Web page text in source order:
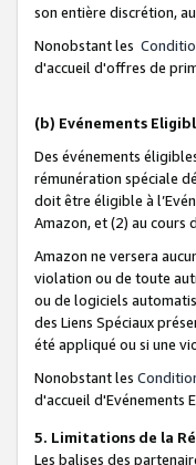
son entière discrétion,
Nonobstant les
d'accueil d'offres de
(b) Evénements
Des événements
rémunération spéciale
doit être éligible à
Amazon, et (2) au cours
Amazon ne versera
violation ou de toute
ou de logiciels
des Liens Spéciaux
été appliqué ou si une
Nonobstant les
d'accueil d'Evénements
5. Limitations de la
Les balises des